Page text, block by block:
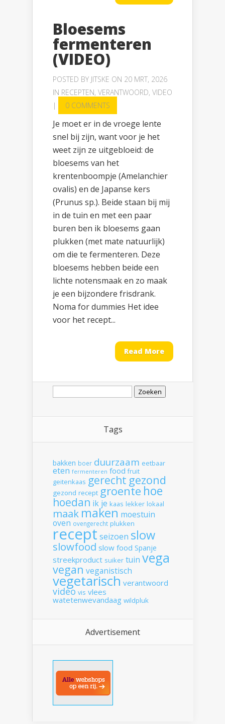
Bloesems
fermenteren
(VIDEO)
POSTED BY JITSKE ON 20 MRT, 2026
IN RECEPTEN, VERANTWOORD, VIDEO
|
0 COMMENTS
Je moet er in de vroege lente
snel bij zijn, want voor je het
weet zijn ze uitgebloeid: de
bloesems van het
krentenboompje (Amelanchier
ovalis) en de Japanse kers
(Prunus sp.). Beide staan bij mij
in de tuin en met een paar
buren ben ik bloesems gaan
plukken (met mate natuurlijk)
om die te fermenteren. Deze
bloesems hebben beide een
lichte notensmaak en zo maak
je een bijzondere frisdrank.
Noma for dummies Het idee
voor het recept...
Read More
Zoeken
Tags
bakken boer duurzaam eetbaar
eten fermenteren food fruit
geitenkaas gerecht gezond
gezond recept groente hoe
hoedan ik je kaas lekker lokaal
maak maken moestuin
oven ovengerecht plukken
recept seizoen slow
slowfood slow food Spanje
streekproduct suiker tuin vega
vegan veganistisch
vegetarisch verantwoord
video vis vlees
watetenwevandaag wildpluk
Advertisement